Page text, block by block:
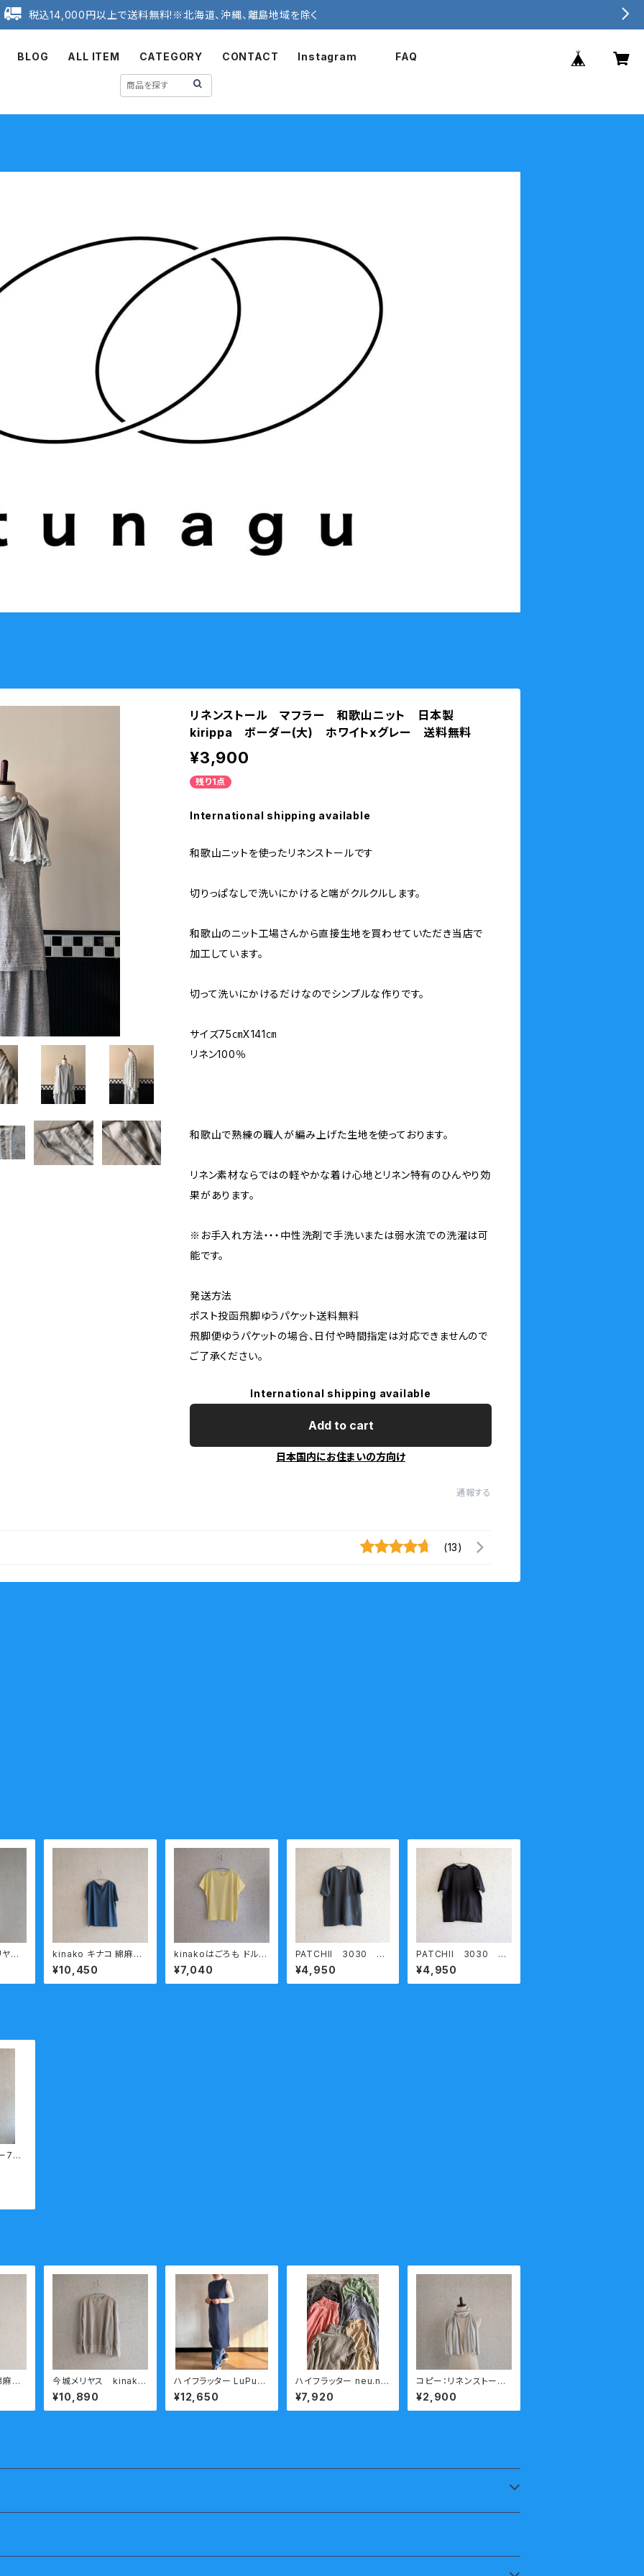
税込14,000円以上で送料無料!※北海道、沖縄、離島地域を除く
BLOG ALL ITEM CATEGORY CONTACT Instagram FAQ
リネンストール マフラー 和歌山ニット 日本製
kirippa ボーダー(大) ホワイトxグレー 送料無料
¥3,900
残り1点
International shipping available
和歌山ニットを使ったリネンストールです
切りっぱなしで洗いにかけると端がクルクルします。
和歌山のニット工場さんから直接生地を買わせていただき当店で
加工しています。
切って洗いにかけるだけなのでシンプルな作りです。
サイズ75㎝X141㎝
リネン100％
和歌山で熟練の職人が編み上げた生地を使っております。
リネン素材ならではの軽やかな着け心地とリネン特有のひんやり効
果があります。
※お手入れ方法・・・中性洗剤で手洗いまたは弱水流での洗濯は可
能です。
発送方法
ポスト投函飛脚ゆうパケット送料無料
飛脚便ゆうパケットの場合、日付や時間指定は対応できませんので
ご了承ください。
International shipping available
Add to cart
日本国内にお住まいの方向け
通報する
(13)
kinako キナコ 綿麻天
竺 半袖 Tシャツ LCT-
HT37 ブルー
¥10,450
kinakoはごろも ドルマ
ン スリーブ 半袖 カット
ソー HT-37
¥7,040
PATCHII 3030 ス
チールブルー 熟成コ
ットン 丸胴天竺半袖Ｔ
シャツ 今城メリヤス
¥4,950
PATCHII 3030 ブ
ラック 熟成コットン
丸胴天竺半袖Ｔシャツ
今城メリヤス
¥4,950
7分
天
今城メリヤス kinako
リネンｘコットントレ
ーナー ナチュラル
¥10,890
ハイフラッター LuPuFu
吊り編み裏毛 ジャンス
カ
¥12,650
ハイフラッター neu.ne
u 接結 天竺 タートルネ
ック カットソー 今城メ
リヤス
¥7,920
コピー：リネンストー
ル マフラー 和歌山
ニット 日本製 kirip
pa ボーダー(小) ホ
¥2,900